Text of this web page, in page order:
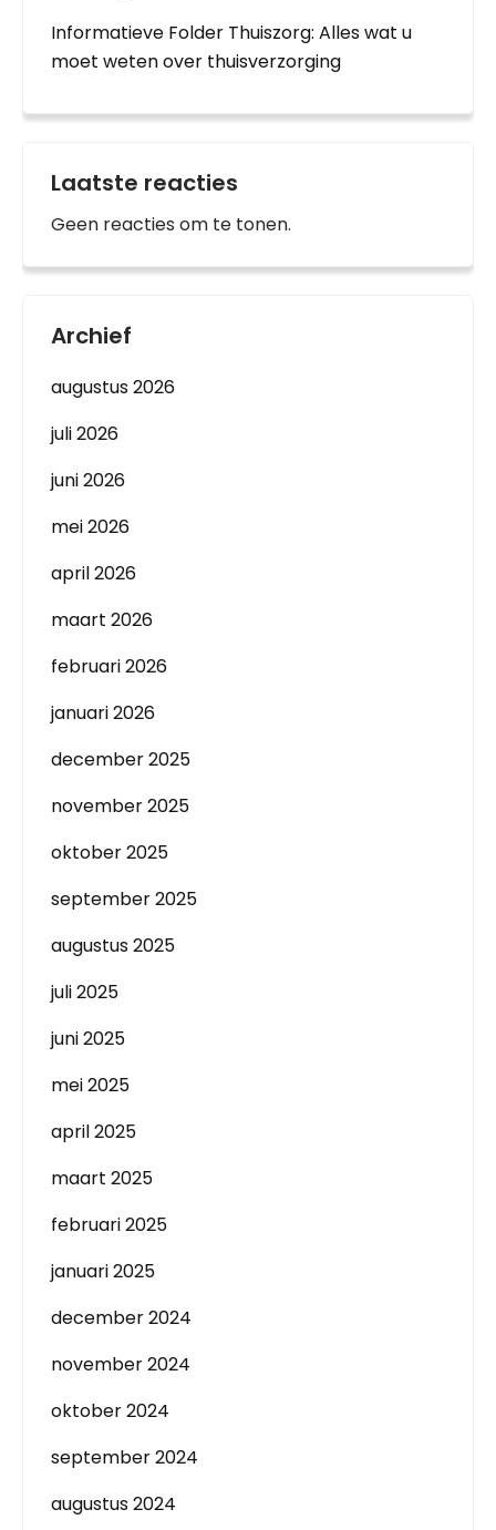
Informatieve Folder Thuiszorg: Alles wat u
moet weten over thuisverzorging
Laatste reacties
Geen reacties om te tonen.
Archief
augustus 2026
juli 2026
juni 2026
mei 2026
april 2026
maart 2026
februari 2026
januari 2026
december 2025
november 2025
oktober 2025
september 2025
augustus 2025
juli 2025
juni 2025
mei 2025
april 2025
maart 2025
februari 2025
januari 2025
december 2024
november 2024
oktober 2024
september 2024
augustus 2024